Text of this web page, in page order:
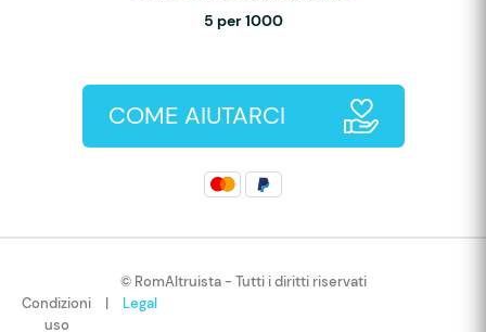
5 per 1000
COME AIUTARCI
© RomAltruista - Tutti i diritti riservati
Condizioni
uso
| Legal